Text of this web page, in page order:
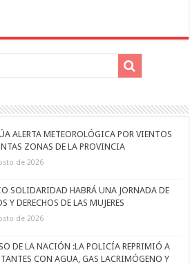
ALERTA METEOROLÓGICA POR VIENTOS
ZONAS DE LA PROVINCIA
de 2026
SOLIDARIDAD HABRÁ UNA JORNADA DE
Y DERECHOS DE LAS MUJERES
de 2026
DE LA NACIÓN :LA POLICÍA REPRIMIÓ A
CON AGUA, GAS LACRIMÓGENO Y